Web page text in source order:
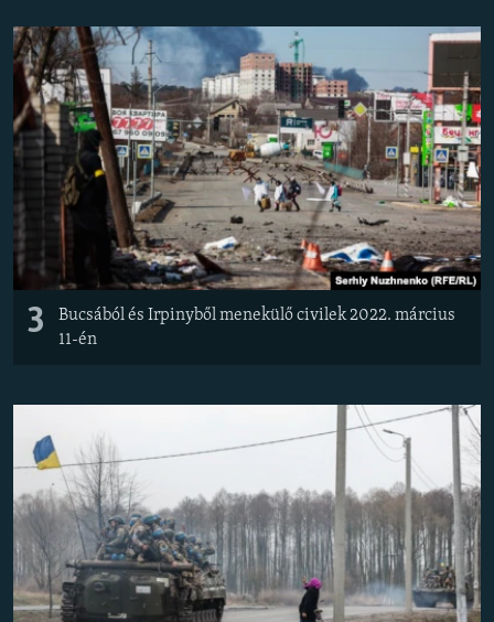
3
Bucsából és Irpinyből menekülő civilek 2022. március
11-én